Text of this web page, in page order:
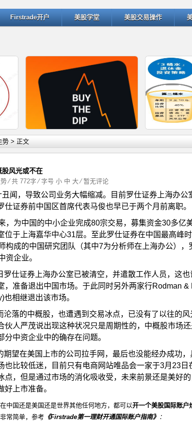
Firstrade开户 美股学堂 美股交易操作
内容
与
详细内容
什么是“逢低买入”（Buy the D 退休规划
势 > 正文
风光或不在
⁄ 共 772字 ⁄ 字号 小 中 大 ⁄暂无评论
闻，导致公司业务大幅缩减。目前罗仕证券上海办公
仕证券前中国区首席代表马俊也早已于两个月前离职。
，为中国的中小企业完成80宗交易，募集资金30多亿
位于上海嘉华中心31层。至此罗仕证券在中国最高峰
构成的中国研究团队（其中7为分析师在上海办公），
资企业。
罗仕证券上海办公室已被清空，并遣散工作人员，这
，准备退出中国市场。于此同时另外两家行Rodman &
相继退出该市场。
沦落的中概股，也遭遇到交易冰点，已没有了以往的
伙人严茂说出现这种状况只是周期性的，中概股市场
中资企业中的确存在问题。
期望在美国上市的公司拉手网，最后也没能经办成功
也比较低迷，目前只有电商网站唯品会一家于3月23日
点，但是通过市场的消化吸收受，未来前景还是美好
好上市准备。
中国还是美国还是世界其他任何地方，都可以开一个美股国际账户
常简单，参考 《Firstrade第一理财开通国际账户指南》 ：